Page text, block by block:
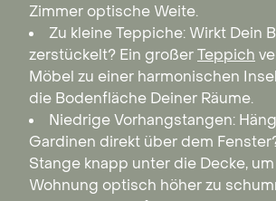
Zimmer optische Weite.
Zu kleine Teppiche: Wirkt Dein
zerstückelt? Ein großerTeppich
Möbel zu einer harmonischen
die Bodenfläche Deiner Räume.
Niedrige Vorhangstangen:
Gardinen direkt über dem
Stange knapp unter die Decke,
Wohnung optisch höher zu